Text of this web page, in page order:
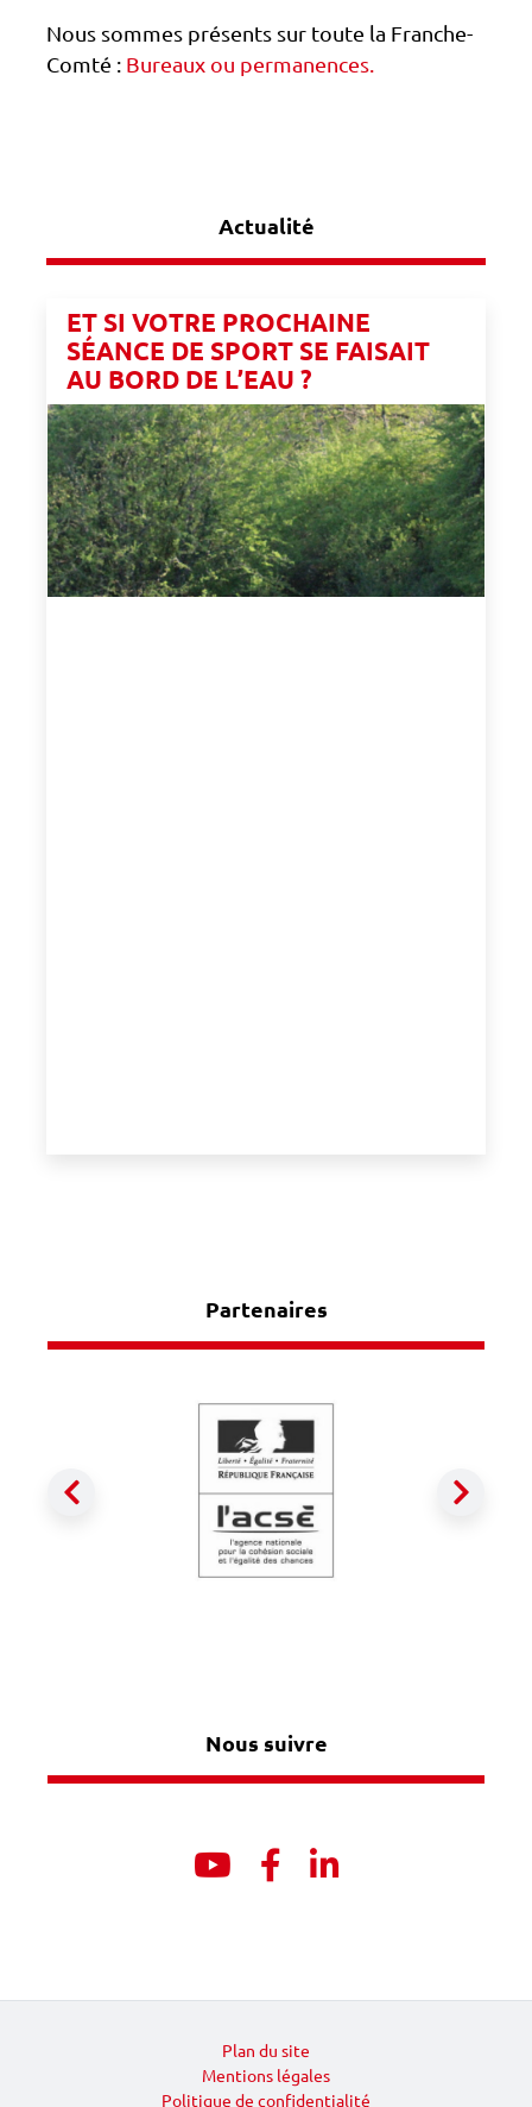
Nous sommes présents sur toute la Franche-
Comté : Bureaux ou permanences.
Actualité
ET SI VOTRE PROCHAINE
SÉANCE DE SPORT SE FAISAIT
AU BORD DE L’EAU ?
Partenaires
Précédent
Nous suivre
YoutubeFacebook
Linkedin
Plan du site
Mentions légales
Politique de confidentialité